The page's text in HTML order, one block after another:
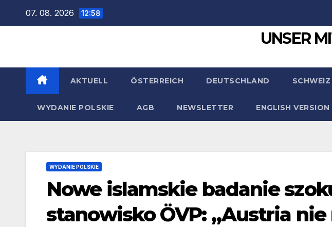
07. 08. 2026 12:58
UNSER
AKTUELL ÖSTERREICH DEUTSCHLAND SCHWEIZ
WYDANIE POLSKIE AGB NEWSLETTER ENGLISH VERSION
WYDANIE POLSKIE
Nowe islamskie badanie
stanowisko ÖVP: „Austria